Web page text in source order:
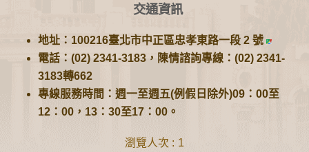
交通資訊
地址：100216臺北市中正區忠孝東路一段 2 號
電話：(02) 2341-3183，陳情諮詢專線：(02) 2341-
3183轉662
專線服務時間：週一至週五(例假日除外)09：00至
12：00，13：30至17：00。
瀏覽人次 1